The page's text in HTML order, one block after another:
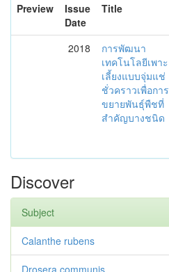
Preview
Issue
Date
Title
2018
การพัฒนา
เทคโนโลยีเพาะ
เลี้ยงแบบจุ่มแช่
ชั่วคราวเพื่อการ
ขยายพันธุ์พืชที่
สำคัญบางชนิด
Discover
Subject
Calanthe rubens
Drosera communis